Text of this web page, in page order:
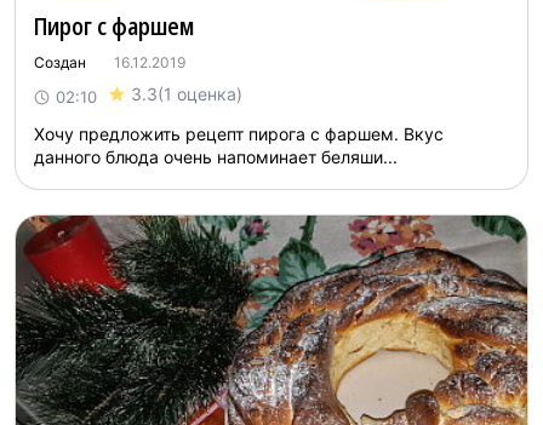
Пирог с фаршем
Создан 16.12.2019
02:10 3.3(1 оценка)
Хочу предложить рецепт пирога с фаршем. Вкус
данного блюда очень напоминает беляши...